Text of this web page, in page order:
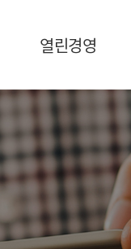
열린경영